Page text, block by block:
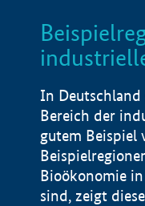
LISTE
In Deutschland
Bereich der
gutem Beispiel
Bioökonomie
sind, zeigt